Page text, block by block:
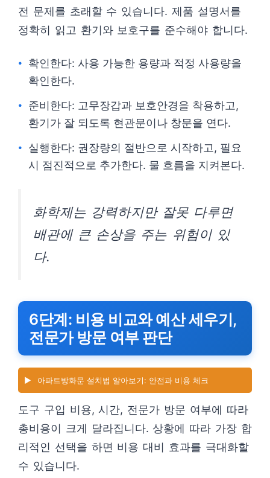
전 문제를 초래할 수 있습니다. 제품 설명서를
정확히 읽고 환기와 보호구를 준수해야 합니다.
확인한다: 사용 가능한 용량과 적정 사용량을
확인한다.
준비한다: 고무장갑과 보호안경을 착용하고,
환기가 잘 되도록 현관문이나 창문을 연다.
실행한다: 권장량의 절반으로 시작하고, 필요
시 점진적으로 추가한다. 물 흐름을 지켜본다.
화학제는 강력하지만 잘못 다루면
배관에 큰 손상을 주는 위험이 있
다.
6단계: 비용 비교와 예산 세우기,
전문가 방문 여부 판단
▶️ 아파트방화문 설치법 알아보기: 안전과 비용 체크
도구 구입 비용, 시간, 전문가 방문 여부에 따라
총비용이 크게 달라집니다. 상황에 따라 가장 합
리적인 선택을 하면 비용 대비 효과를 극대화할
수 있습니다.